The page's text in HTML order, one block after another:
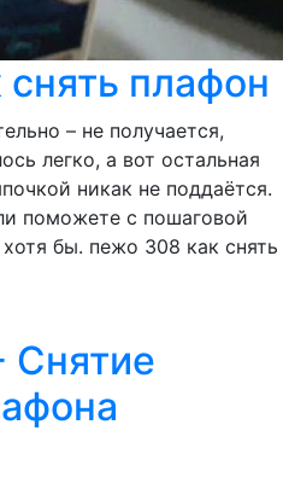
плафон
– не получается,
легко, а вот остальная
никак не поддаётся.
поможете с пошаговой
бы. пежо 308 как снять
Снятие